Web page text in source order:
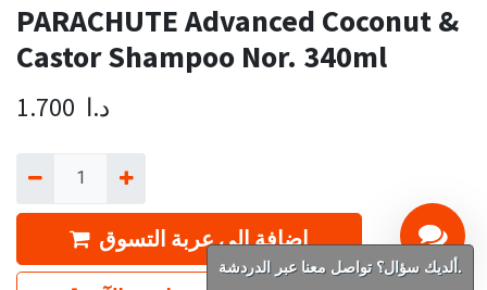
PARACHUTE Advanced Coconut &
Castor Shampoo Nor. 340ml
1.700 د.ا
إضافة إلى عربة التسوق
ألديك سؤال؟ تواصل معنا عبر الدردشة.